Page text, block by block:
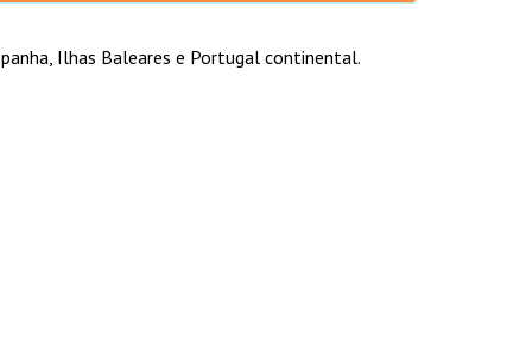
Ilhas Baleares e Portugal continental.